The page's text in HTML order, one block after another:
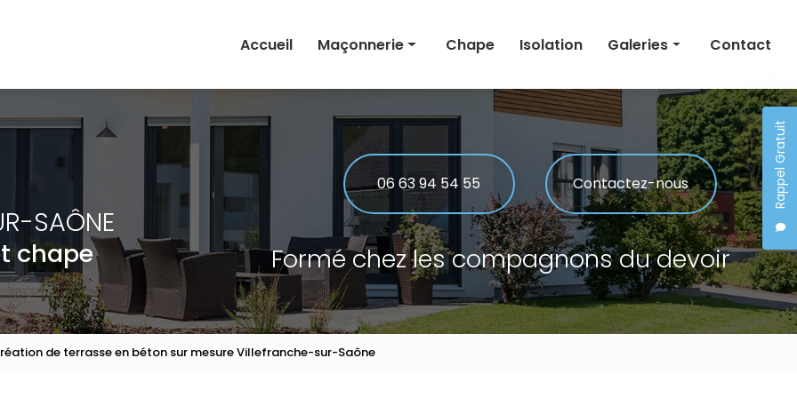
Rappel Gratuit
Accueil
Maçonnerie
Extension
Maçonnerie générale
Chape Isolation Galeries
Maçonnerie
Rénovation
Chape
Isolation
Contact
SAÔNE
chape
06 63 94 54 55 Contactez-nous
Formé chez les compagnons du devoir
de terrasse en béton sur mesure Villefranche-sur-Saône